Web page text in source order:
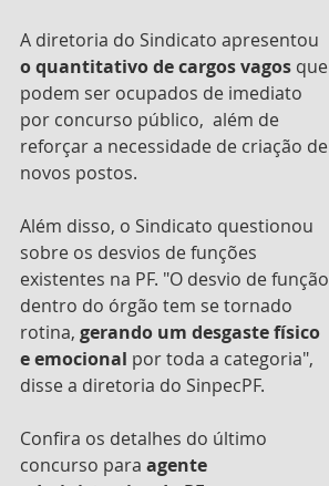
A diretoria do Sindicato apresentou
o quantitativo de cargos vagos que
podem ser ocupados de imediato
por concurso público,  além de
reforçar a necessidade de criação de
novos postos.
Além disso, o Sindicato questionou
sobre os desvios de funções
existentes na PF. "O desvio de função
dentro do órgão tem se tornado
rotina, gerando um desgaste físico
e emocional por toda a categoria",
disse a diretoria do SinpecPF.
Confira os detalhes do último
concurso para agente